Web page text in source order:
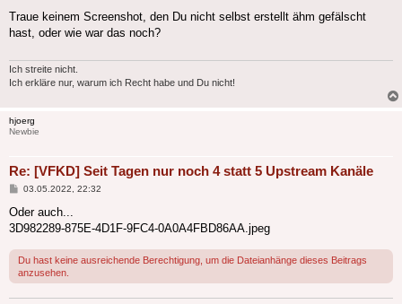
Traue keinem Screenshot, den Du nicht selbst erstellt ähm gefälscht
hast, oder wie war das noch?
Ich streite nicht.
Ich erkläre nur, warum ich Recht habe und Du nicht!
hjoerg
Newbie
Re: [VFKD] Seit Tagen nur noch 4 statt 5 Upstream Kanäle
Beitrag
03.05.2022, 22:32
Oder auch...
3D982289-875E-4D1F-9FC4-0A0A4FBD86AA.jpeg
Du hast keine ausreichende Berechtigung, um die Dateianhänge dieses Beitrags
anzusehen.